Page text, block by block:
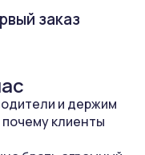
заказ
и держим
клиенты